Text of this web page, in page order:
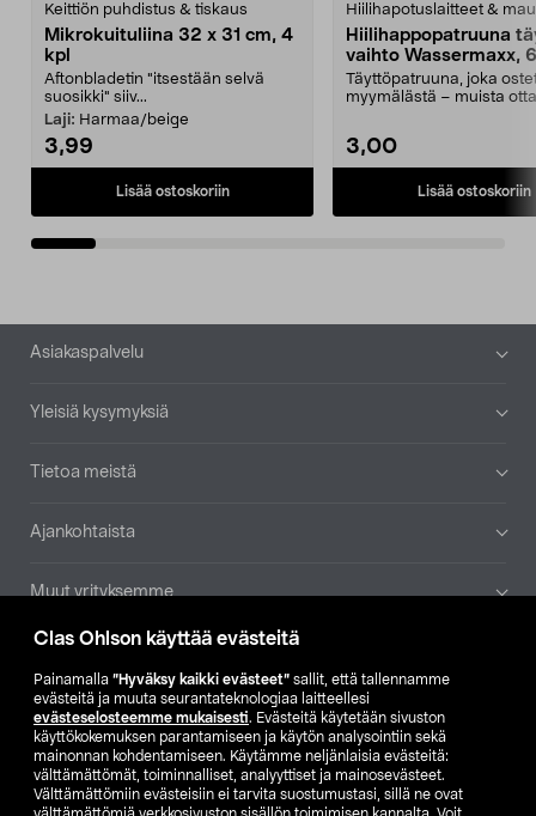
Clas Ohlson käyttää evästeitä
Painamalla ”Hyväksy kaikki evästeet” sallit, että tallennamme
evästeitä ja muuta seurantateknologiaa laitteellesi
evästeselosteemme mukaisesti. Evästeitä käytetään sivuston
käyttökokemuksen parantamiseen ja käytön analysointiin sekä
mainonnan kohdentamiseen. Käytämme neljänlaisia evästeitä:
välttämättömät, toiminnalliset, analyyttiset ja mainosevästeet.
Välttämättömiin evästeisiin ei tarvita suostumustasi, sillä ne ovat
Keittiön puhdistus & tiskaus
Mikrokuituliina 32 x 31 cm, 4
kpl
Aftonbladetin "itsestään selvä
suosikki" siiv...
Laji: Harmaa/beige
3,99
Lisää ostoskoriin
Hiilihapotuslaitteet &
Hiilihappopatruuna
vaihto Wassermaxx,
Täyttöpatruuna, joka
myymälästä – muista
3,00
Lisää ostoskoriin
Alatunniste
Asiakaspalvelu
Yleisiä kysymyksiä
Tietoa meistä
Ajankohtaista
Muut yrityksemme
Etsi myymälä
SE NO FI
FI SV